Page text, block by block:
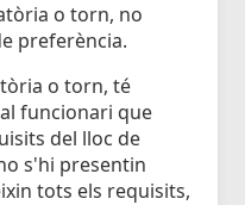
o torn, no
preferència.
o torn, té
funcionari que
del lloc de
s'hi presentin
tots els requisits,